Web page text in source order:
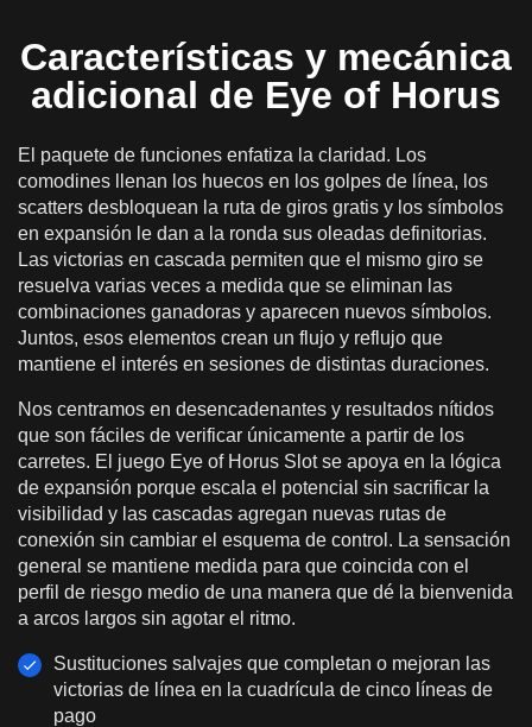
Características y mecánica
adicional de Eye of Horus
El paquete de funciones enfatiza la claridad. Los
comodines llenan los huecos en los golpes de línea, los
scatters desbloquean la ruta de giros gratis y los símbolos
en expansión le dan a la ronda sus oleadas definitorias.
Las victorias en cascada permiten que el mismo giro se
resuelva varias veces a medida que se eliminan las
combinaciones ganadoras y aparecen nuevos símbolos.
Juntos, esos elementos crean un flujo y reflujo que
mantiene el interés en sesiones de distintas duraciones.
Nos centramos en desencadenantes y resultados nítidos
que son fáciles de verificar únicamente a partir de los
carretes. El juego Eye of Horus Slot se apoya en la lógica
de expansión porque escala el potencial sin sacrificar la
visibilidad y las cascadas agregan nuevas rutas de
conexión sin cambiar el esquema de control. La sensación
general se mantiene medida para que coincida con el
perfil de riesgo medio de una manera que dé la bienvenida
a arcos largos sin agotar el ritmo.
Sustituciones salvajes que completan o mejoran las
victorias de línea en la cuadrícula de cinco líneas de
pago